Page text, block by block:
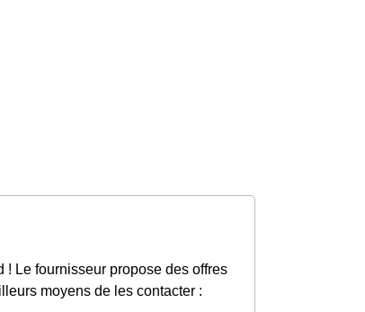
Le fournisseur propose des offres
moyens de les contacter :